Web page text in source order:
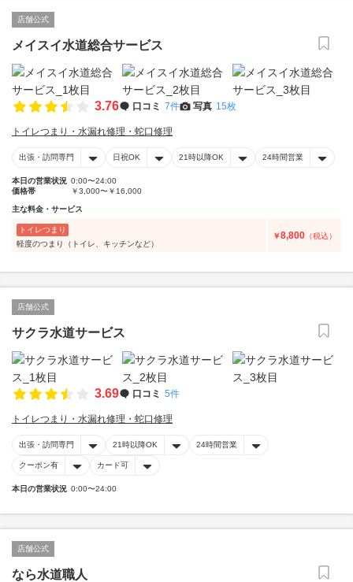
店舗公式
メイスイ水道総合サービス
3.76 口コミ 7件 写真 15枚
トイレつまり・水漏れ修理・蛇口修理
出張・訪問専門 日祝OK 21時以降OK 24時間営業
本日の営業状況 0:00〜24:00
価格帯
￥3,000〜￥16,000
主な料金・サービス
トイレつまり
軽度のつまり（トイレ、キッチンなど）
￥8,800 （税込）
店舗公式
サクラ水道サービス
3.69 口コミ 5件
トイレつまり・水漏れ修理・蛇口修理
出張・訪問専門 21時以降OK 24時間営業
クーポン有 カード可
本日の営業状況 0:00〜24:00
店舗公式
なら水道職人